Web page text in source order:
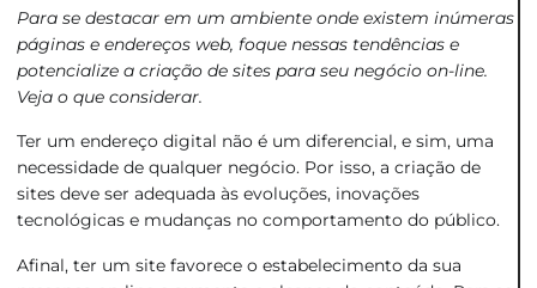
Para se destacar em um ambiente onde existem inúmeras
páginas e endereços web, foque nessas tendências e
potencialize a criação de sites para seu negócio on-line.
Veja o que considerar.
Ter um endereço digital não é um diferencial, e sim, uma
necessidade de qualquer negócio. Por isso, a criação de
sites deve ser adequada às evoluções, inovações
tecnológicas e mudanças no comportamento do público.
Afinal, ter um site favorece o estabelecimento da sua